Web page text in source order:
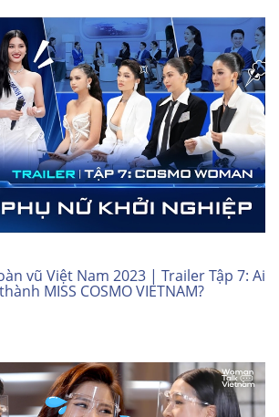
vũ Việt Nam 2023 | Trailer Tập 7: Ai
MISS COSMO VIETNAM?